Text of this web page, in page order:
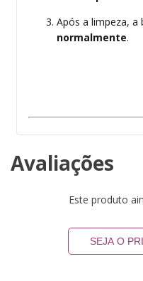
Após a limpeza, a
normalmente.
Avaliações
Este produto
SEJA O